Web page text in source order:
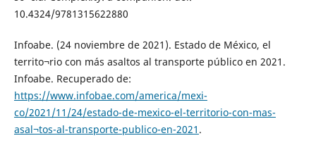
10.4324/9781315622880
Infoabe. (24 noviembre de 2021). Estado de México, el
territo¬rio con más asaltos al transporte público en 2021.
Infoabe. Recuperado de:
https://www.infobae.com/america/mexi-
co/2021/11/24/estado-de-mexico-el-territorio-con-mas-
asal¬tos-al-transporte-publico-en-2021 .